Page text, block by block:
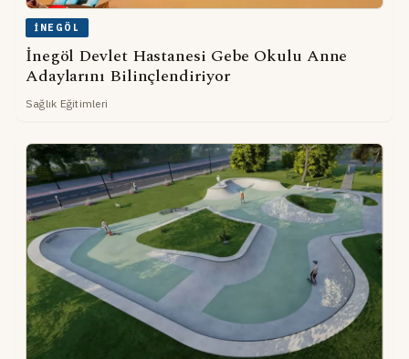
İNEGÖL
İnegöl Devlet Hastanesi Gebe Okulu Anne
Adaylarını Bilinçlendiriyor
Sağlık Eğitimleri